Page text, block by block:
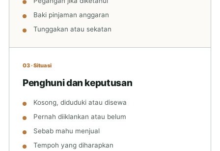
Baki pinjaman anggaran
Tunggakan atau sekatan
03 · Situasi
Penghuni dan keputusan
Kosong, diduduki atau disewa
Pernah diiklankan atau belum
Sebab mahu menjual
Tempoh yang diharapkan